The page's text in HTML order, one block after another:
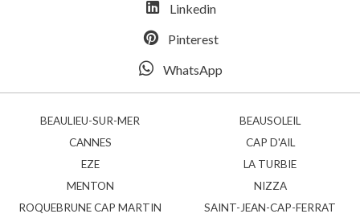
Linkedin
Pinterest
WhatsApp
BEAULIEU-SUR-MER
BEAUSOLEIL
CANNES
CAP D'AIL
EZE
LA TURBIE
MENTON
NIZZA
ROQUEBRUNE CAP MARTIN
SAINT-JEAN-CAP-FERRAT